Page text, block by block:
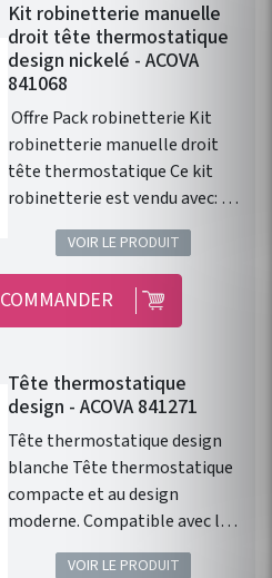
Kit robinetterie manuelle
droit tête thermostatique
design nickelé - ACOVA
841068
Offre Pack robinetterie Kit
robinetterie manuelle droit
tête thermostatique Ce kit
robinetterie est vendu avec: 1
robinet droit 1/2" . 1 té de
réglage 1/2" . 1 tete
thermostatique design
blanche . 1 paire de raccords
cuivre 14. 1 paire de raccords
fonctionnelle. Kit
robinetterie compatible avec
chauffage central Fassane
Prem's ACOVA .
VOIR LE PRODUIT
COMMANDER
Tête thermostatique
design - ACOVA 841271
Tête thermostatique design
blanche Tête thermostatique
compacte et au design
moderne. Compatible avec les
radiateurs eau chaude ACOVA.
VOIR LE PRODUIT